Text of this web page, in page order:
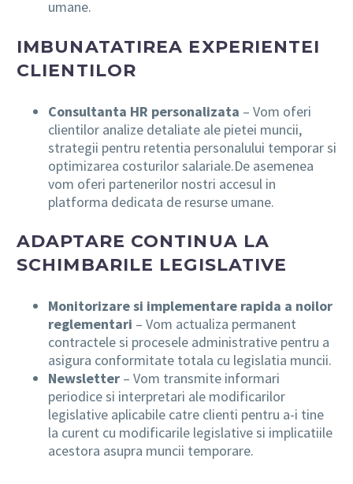
umane.
IMBUNATATIREA EXPERIENTEI
CLIENTILOR
Consultanta HR personalizata – Vom oferi
clientilor analize detaliate ale pietei muncii,
strategii pentru retentia personalului temporar si
optimizarea costurilor salariale.De asemenea
vom oferi partenerilor nostri accesul in
platforma dedicata de resurse umane.
ADAPTARE CONTINUA LA
SCHIMBARILE LEGISLATIVE
Monitorizare si implementare rapida a noilor
reglementari – Vom actualiza permanent
contractele si procesele administrative pentru a
asigura conformitate totala cu legislatia muncii.
Newsletter – Vom transmite informari
periodice si interpretari ale modificarilor
legislative aplicabile catre clienti pentru a-i tine
la curent cu modificarile legislative si implicatiile
acestora asupra muncii temporare.